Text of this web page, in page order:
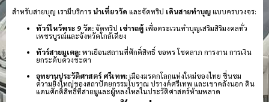
สำหรับสายบุญ เรามีบริการนำเที่ยววัด และจัดทริป เดินสายทำบุญแบบครบวงจร:
ทัวร์ไหว้พระ 9 วัด:จัดทริป เช่ารถตู้เพื่อตระเวนทำบุญเสริมสิริมงคลทั่ว
เพชรบูรณ์และจังหวัดใกล้เคียง
ทัวร์สายมูเตลู:พาเยือนสถานที่ศักดิ์สิทธิ์ ขอพร โชคลาภ การงาน การเงิน
ยกระดับดวงชะตา
อุทยานประวัติศาสตร์ ศรีเทพ:เมืองมรดกโลกแห่งใหม่ของไทย ชื่นชม
ความยิ่งใหญ่ของสถาปัตยกรรมโบราณ ปรางค์ศรีเทพ และเขาคลังนอก ดิน
แดนศักดิ์สิทธิ์ที่สายมูและผู้หลงใหลในประวัติศาสตร์ห้ามพลาด